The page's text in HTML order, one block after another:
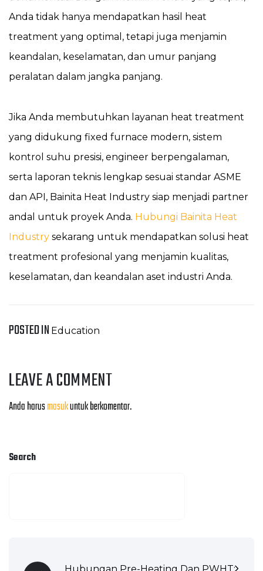
Anda tidak hanya mendapatkan hasil heat
treatment yang optimal, tetapi juga menjamin
keandalan, keselamatan, dan umur panjang
peralatan dalam jangka panjang.
Jika Anda membutuhkan layanan heat treatment
yang didukung fixed furnace modern, sistem
kontrol suhu presisi, engineer berpengalaman,
serta laporan teknis lengkap sesuai standar ASME
dan API, Bainita Heat Industry siap menjadi partner
andal untuk proyek Anda. Hubungi Bainita Heat
Industry sekarang untuk mendapatkan solusi heat
treatment profesional yang menjamin kualitas,
keselamatan, dan keandalan aset industri Anda.
POSTED IN Education
LEAVE A COMMENT
Anda harusmasukuntuk berkomentar.
Search